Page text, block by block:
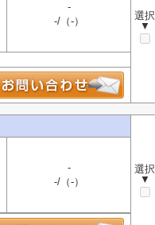
選択
▼
-
-/（-）
選択
▼
-
-/（-）